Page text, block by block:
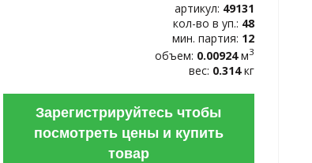
артикул: 49131
кол-во в уп.: 48
мин. партия: 12
объем: 0.00924м3
вес: 0.314кг
Зарегистрируйтесь чтобы
посмотреть цены и купить
товар